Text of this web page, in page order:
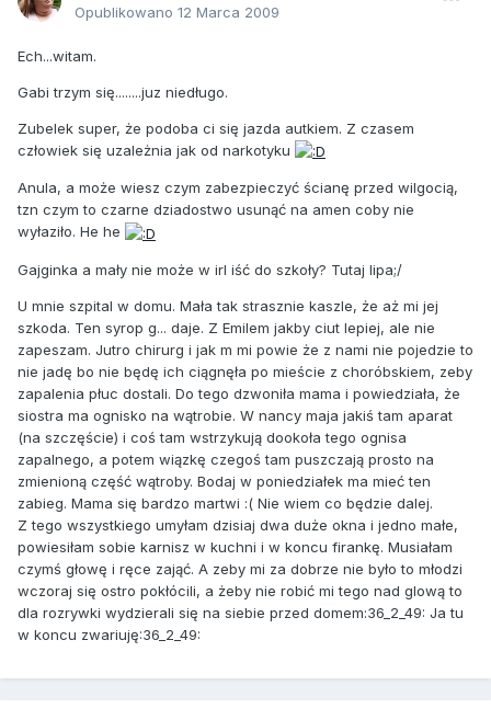
Opublikowano 12 Marca 2009
Ech...witam.
Gabi trzym się........juz niedługo.
Zubelek super, że podoba ci się jazda autkiem. Z czasem
człowiek się uzależnia jak od narkotyku
Anula, a może wiesz czym zabezpieczyć ścianę przed wilgocią,
tzn czym to czarne dziadostwo usunąć na amen coby nie
wyłaziło. He he
Gajginka a mały nie może w irl iść do szkoły? Tutaj lipa;/
U mnie szpital w domu. Mała tak strasznie kaszle, że aż mi jej
szkoda. Ten syrop g... daje. Z Emilem jakby ciut lepiej, ale nie
zapeszam. Jutro chirurg i jak m mi powie że z nami nie pojedzie to
nie jadę bo nie będę ich ciągnęła po mieście z choróbskiem, zeby
zapalenia płuc dostali. Do tego dzwoniła mama i powiedziała, że
siostra ma ognisko na wątrobie. W nancy maja jakiś tam aparat
(na szczęście) i coś tam wstrzykują dookoła tego ognisa
zapalnego, a potem wiązkę czegoś tam puszczają prosto na
zmienioną część wątroby. Bodaj w poniedziałek ma mieć ten
zabieg. Mama się bardzo martwi :( Nie wiem co będzie dalej.
Z tego wszystkiego umyłam dzisiaj dwa duże okna i jedno małe,
powiesiłam sobie karnisz w kuchni i w koncu firankę. Musiałam
czymś głowę i ręce zająć. A zeby mi za dobrze nie było to młodzi
wczoraj się ostro pokłócili, a żeby nie robić mi tego nad glową to
dla rozrywki wydzierali się na siebie przed domem:36_2_49: Ja tu
w koncu zwariuję:36_2_49: